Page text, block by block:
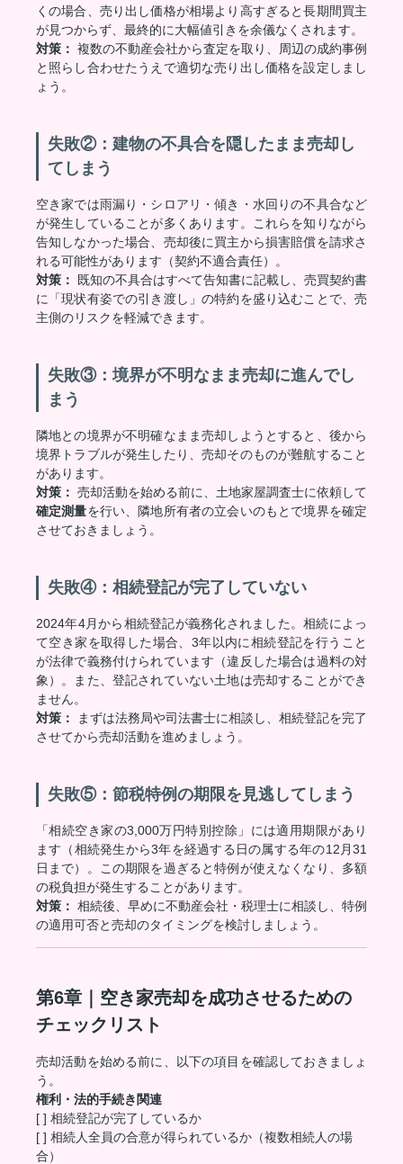
くの場合、売り出し価格が相場より高すぎると長期間買主
が見つからず、最終的に大幅値引きを余儀なくされます。
対策： 複数の不動産会社から査定を取り、周辺の成約事例
と照らし合わせたうえで適切な売り出し価格を設定しまし
ょう。
失敗②：建物の不具合を隠したまま売却し
てしまう
空き家では雨漏り・シロアリ・傾き・水回りの不具合など
が発生していることが多くあります。これらを知りながら
告知しなかった場合、売却後に買主から損害賠償を請求さ
れる可能性があります（契約不適合責任）。
対策：
既知の不具合はすべて告知書に記載し、売買契約書
に「現状有姿での引き渡し」の特約を盛り込むことで、売
主側のリスクを軽減できます。
失敗③：境界が不明なまま売却に進んでし
まう
隣地との境界が不明確なまま売却しようとすると、後から
境界トラブルが発生したり、売却そのものが難航すること
があります。
対策： 売却活動を始める前に、土地家屋調査士に依頼して
確定測量を行い、隣地所有者の立会いのもとで境界を確定
させておきましょう。
失敗④：相続登記が完了していない
2024年4月から相続登記が義務化されました。相続によっ
て空き家を取得した場合、3年以内に相続登記を行うこと
が法律で義務付けられています（違反した場合は過料の対
象）。また、登記されていない土地は売却することができ
ません。
対策：
まずは法務局や司法書士に相談し、相続登記を完了
させてから売却活動を進めましょう。
失敗⑤：節税特例の期限を見逃してしまう
「相続空き家の3,000万円特別控除」には適用期限があり
ます（相続発生から3年を経過する日の属する年の12月31
日まで）。この期限を過ぎると特例が使えなくなり、多額
の税負担が発生することがあります。
対策： 相続後、早めに不動産会社・税理士に相談し、特例
の適用可否と売却のタイミングを検討しましょう。
第6章｜空き家売却を成功させるための
チェックリスト
売却活動を始める前に、以下の項目を確認しておきましょ
う。
権利・法的手続き関連
[ ] 相続登記が完了しているか
[ ] 相続人全員の合意が得られているか（複数相続人の場
合）